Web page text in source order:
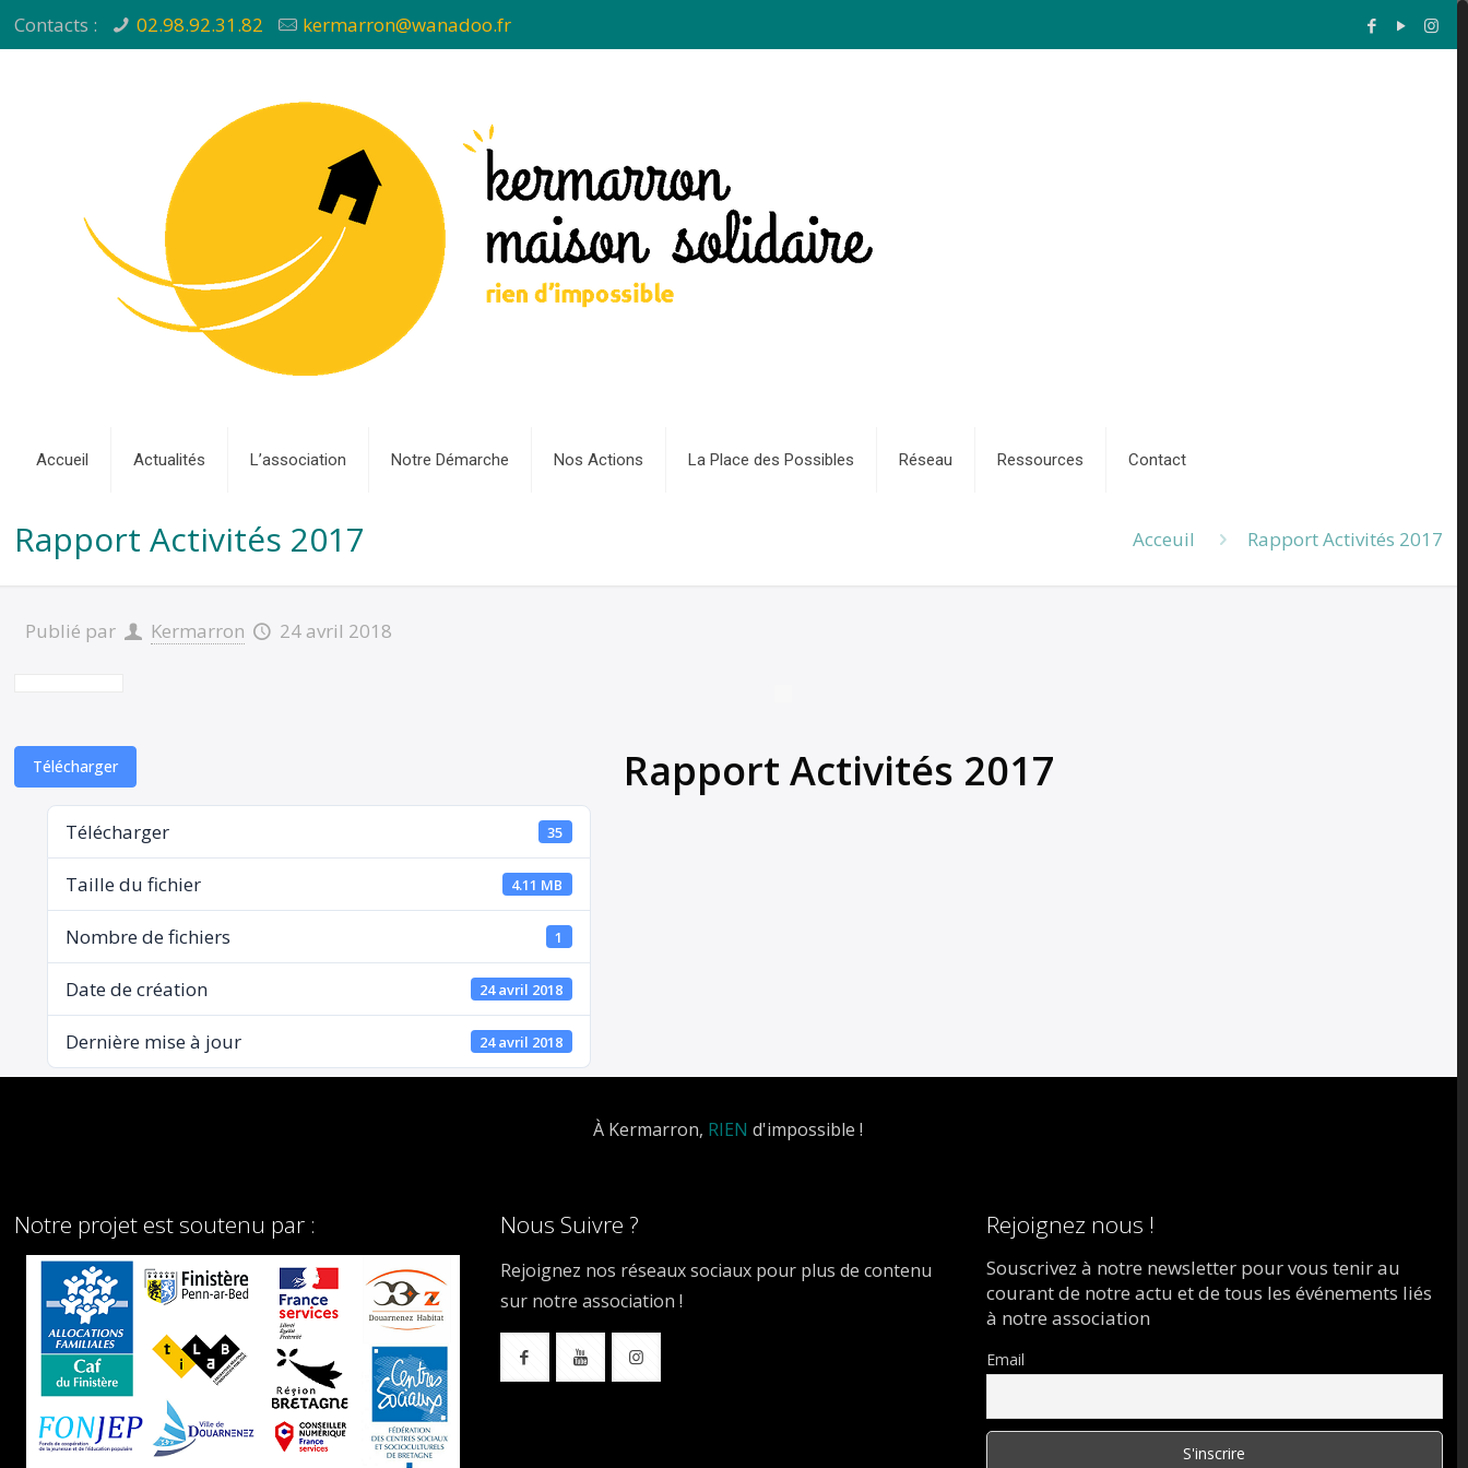
Contacts : 02.98.92.31.82 kermarron@wanadoo.fr
Accueil Actualités L’association Notre Démarche Nos Actions La Place des Possibles Réseau Ressources Contact
Rapport Activités 2017 Acceuil Rapport Activités 2017
Publié par Kermarron 24 avril 2018
Télécharger
Télécharger 35
Taille du fichier 4.11 MB
Nombre de fichiers 1
Date de création 24 avril 2018
Dernière mise à jour 24 avril 2018
Rapport Activités 2017
À Kermarron, RIEN d'impossible !
Notre projet est soutenu par : Nous Suivre ?
Rejoignez nos réseaux sociaux pour plus de contenu
sur notre association !
Rejoignez nous !
Souscrivez à notre newsletter pour vous tenir au
courant de notre actu et de tous les événements liés
à notre association
Email